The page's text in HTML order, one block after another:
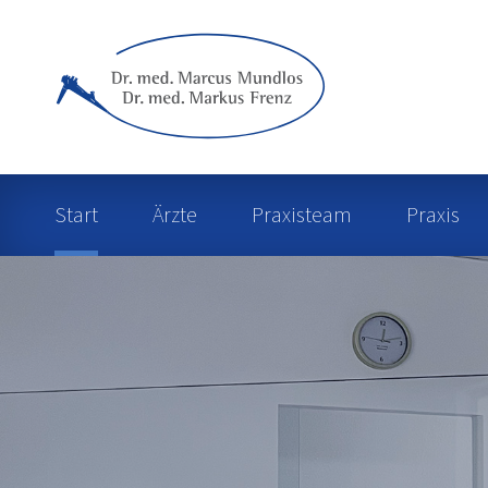
Start Ärzte Praxisteam Praxis